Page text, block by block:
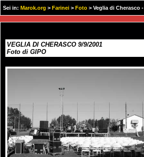
Sei in: Marok.org > Farinei > Foto > Veglia di Cherasco -
9/9/2001
VEGLIA DI CHERASCO 9/9/2001
Foto di GIPO